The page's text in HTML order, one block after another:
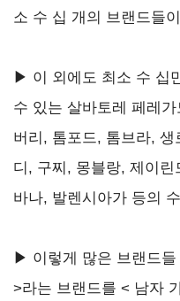
소 수 십 개의 브랜드들
▶ 이 외에도 최소 수 십
수 있는 살바토레 페레
버리, 톰포드, 톰브라,
디, 구찌, 몽블랑, 제이
바나, 발렌시아가 등의
▶ 이렇게 많은 브랜드
>라는 브랜드를 < 남자